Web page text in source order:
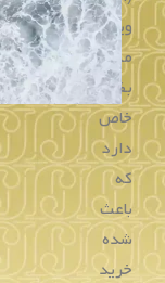
خرید